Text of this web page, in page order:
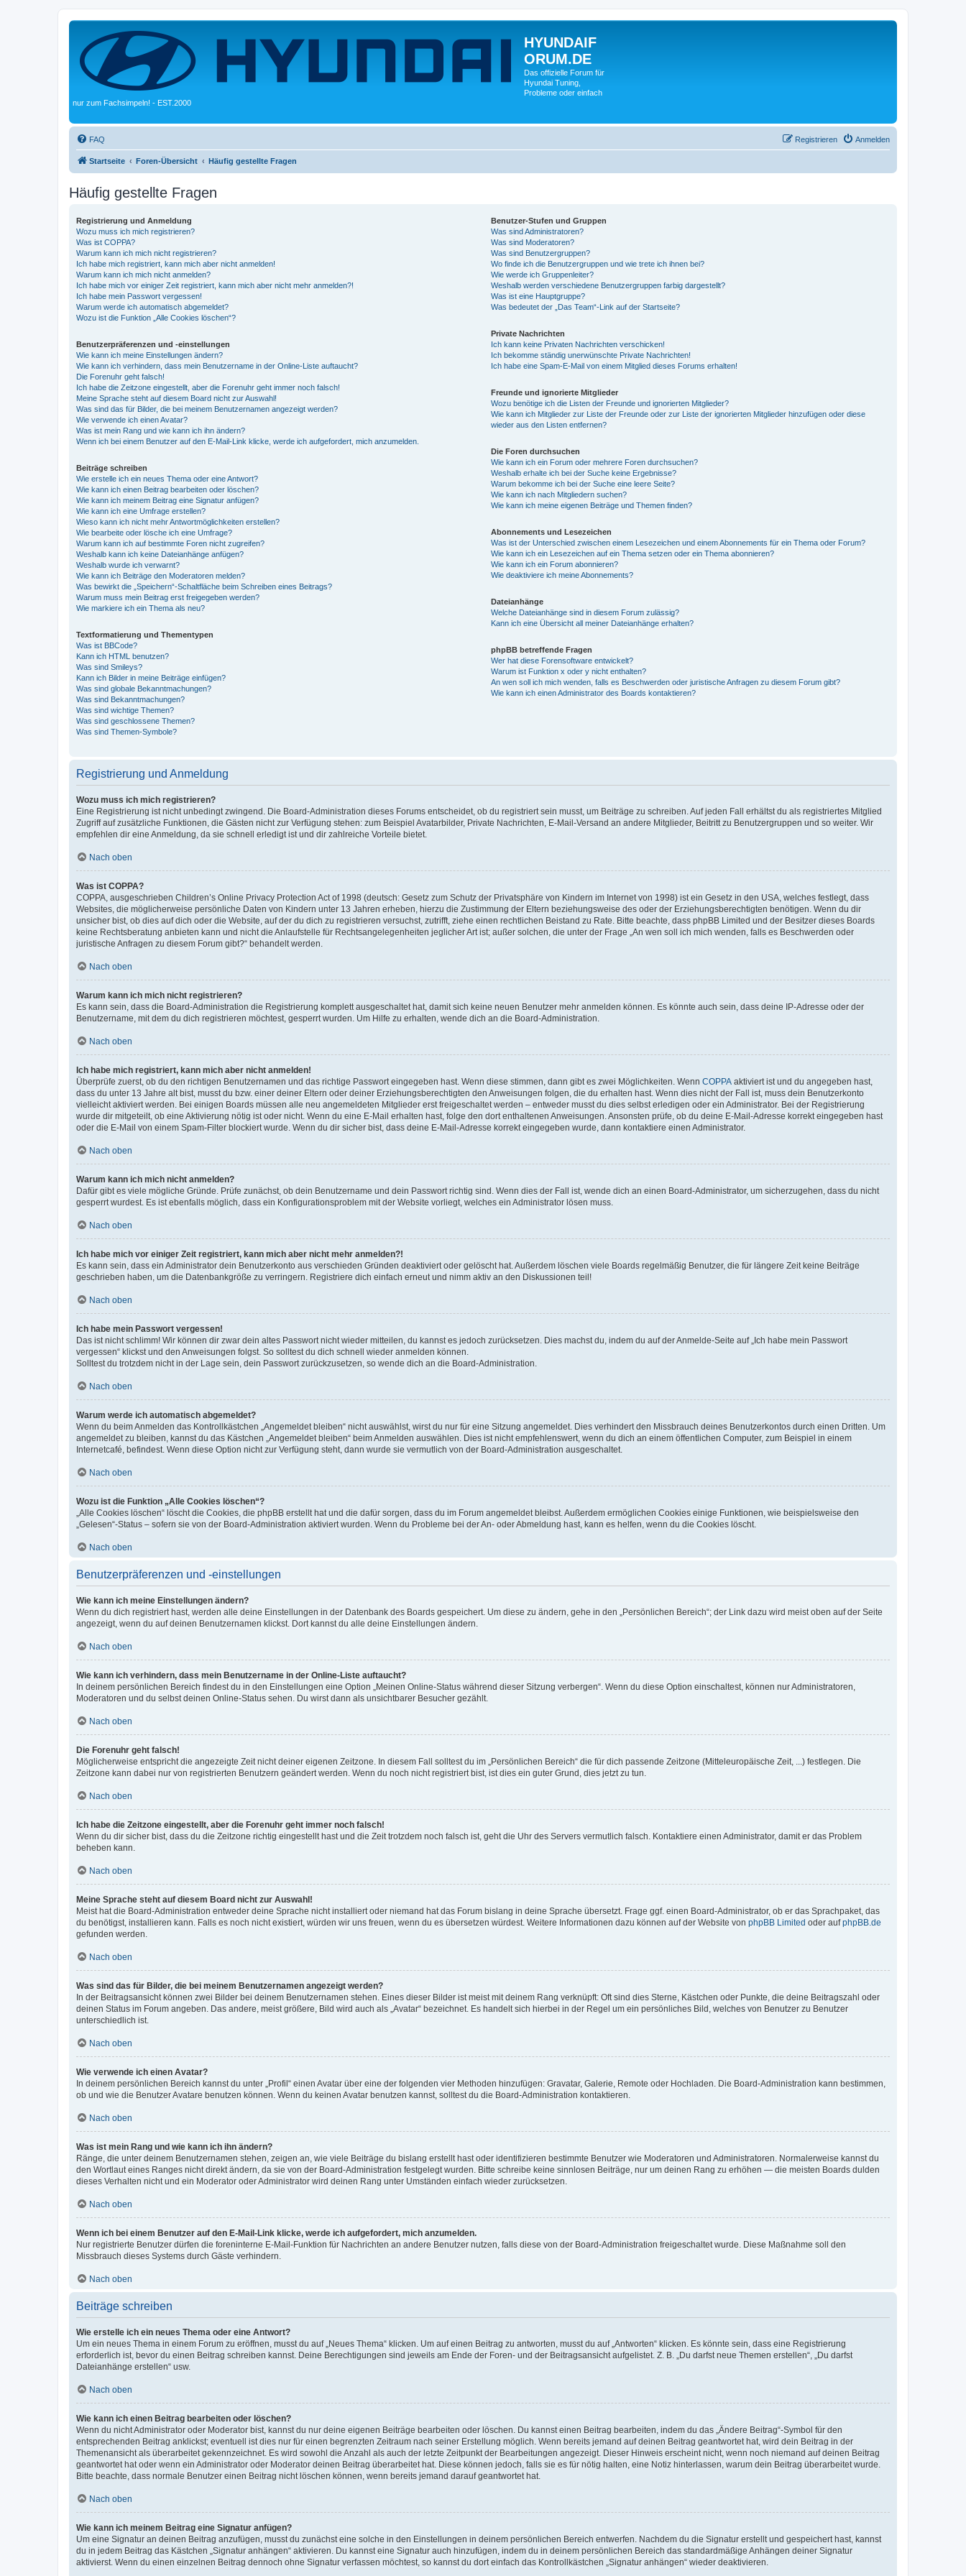
HYUNDAIF
ORUM.DE
Das offizielle Forum für
Hyundai Tuning,
Probleme oder einfach
nur zum Fachsimpeln! - EST.2000
FAQ Anmelden
Registrieren
Startseite Foren-Übersicht Häufig gestellte Fragen
Häufig gestellte Fragen
Registrierung und Anmeldung
Wozu muss ich mich registrieren?
Was ist COPPA?
Warum kann ich mich nicht registrieren?
Ich habe mich registriert, kann mich aber nicht anmelden!
Warum kann ich mich nicht anmelden?
Ich habe mich vor einiger Zeit registriert, kann mich aber nicht mehr anmelden?!
Ich habe mein Passwort vergessen!
Warum werde ich automatisch abgemeldet?
Wozu ist die Funktion „Alle Cookies löschen“?
Benutzerpräferenzen und -einstellungen
Wie kann ich meine Einstellungen ändern?
Wie kann ich verhindern, dass mein Benutzername in der Online-Liste auftaucht?
Die Forenuhr geht falsch!
Ich habe die Zeitzone eingestellt, aber die Forenuhr geht immer noch falsch!
Meine Sprache steht auf diesem Board nicht zur Auswahl!
Was sind das für Bilder, die bei meinem Benutzernamen angezeigt werden?
Wie verwende ich einen Avatar?
Was ist mein Rang und wie kann ich ihn ändern?
Wenn ich bei einem Benutzer auf den E-Mail-Link klicke, werde ich aufgefordert, mich anzumelden.
Beiträge schreiben
Wie erstelle ich ein neues Thema oder eine Antwort?
Wie kann ich einen Beitrag bearbeiten oder löschen?
Wie kann ich meinem Beitrag eine Signatur anfügen?
Wie kann ich eine Umfrage erstellen?
Wieso kann ich nicht mehr Antwortmöglichkeiten erstellen?
Wie bearbeite oder lösche ich eine Umfrage?
Warum kann ich auf bestimmte Foren nicht zugreifen?
Weshalb kann ich keine Dateianhänge anfügen?
Weshalb wurde ich verwarnt?
Wie kann ich Beiträge den Moderatoren melden?
Was bewirkt die „Speichern“-Schaltfläche beim Schreiben eines Beitrags?
Warum muss mein Beitrag erst freigegeben werden?
Wie markiere ich ein Thema als neu?
Textformatierung und Thementypen
Was ist BBCode?
Kann ich HTML benutzen?
Was sind Smileys?
Kann ich Bilder in meine Beiträge einfügen?
Was sind globale Bekanntmachungen?
Was sind Bekanntmachungen?
Was sind wichtige Themen?
Was sind geschlossene Themen?
Was sind Themen-Symbole?
Benutzer-Stufen und Gruppen
Was sind Administratoren?
Was sind Moderatoren?
Was sind Benutzergruppen?
Wo finde ich die Benutzergruppen und wie trete ich ihnen bei?
Wie werde ich Gruppenleiter?
Weshalb werden verschiedene Benutzergruppen farbig dargestellt?
Was ist eine Hauptgruppe?
Was bedeutet der „Das Team“-Link auf der Startseite?
Private Nachrichten
Ich kann keine Privaten Nachrichten verschicken!
Ich bekomme ständig unerwünschte Private Nachrichten!
Ich habe eine Spam-E-Mail von einem Mitglied dieses Forums erhalten!
Freunde und ignorierte Mitglieder
Wozu benötige ich die Listen der Freunde und ignorierten Mitglieder?
Wie kann ich Mitglieder zur Liste der Freunde oder zur Liste der ignorierten Mitglieder hinzufügen oder diese
wieder aus den Listen entfernen?
Die Foren durchsuchen
Wie kann ich ein Forum oder mehrere Foren durchsuchen?
Weshalb erhalte ich bei der Suche keine Ergebnisse?
Warum bekomme ich bei der Suche eine leere Seite?
Wie kann ich nach Mitgliedern suchen?
Wie kann ich meine eigenen Beiträge und Themen finden?
Abonnements und Lesezeichen
Was ist der Unterschied zwischen einem Lesezeichen und einem Abonnements für ein Thema oder Forum?
Wie kann ich ein Lesezeichen auf ein Thema setzen oder ein Thema abonnieren?
Wie kann ich ein Forum abonnieren?
Wie deaktiviere ich meine Abonnements?
Dateianhänge
Welche Dateianhänge sind in diesem Forum zulässig?
Kann ich eine Übersicht all meiner Dateianhänge erhalten?
phpBB betreffende Fragen
Wer hat diese Forensoftware entwickelt?
Warum ist Funktion x oder y nicht enthalten?
An wen soll ich mich wenden, falls es Beschwerden oder juristische Anfragen zu diesem Forum gibt?
Wie kann ich einen Administrator des Boards kontaktieren?
Registrierung und Anmeldung
Wozu muss ich mich registrieren?
Eine Registrierung ist nicht unbedingt zwingend. Die Board-Administration dieses Forums entscheidet, ob du registriert sein musst, um Beiträge zu schreiben. Auf jeden Fall erhältst du als registriertes Mitglied
Zugriff auf zusätzliche Funktionen, die Gästen nicht zur Verfügung stehen: zum Beispiel Avatarbilder, Private Nachrichten, E-Mail-Versand an andere Mitglieder, Beitritt zu Benutzergruppen und so weiter. Wir
empfehlen dir eine Anmeldung, da sie schnell erledigt ist und dir zahlreiche Vorteile bietet.
Nach oben
Was ist COPPA?
COPPA, ausgeschrieben Children’s Online Privacy Protection Act of 1998 (deutsch: Gesetz zum Schutz der Privatsphäre von Kindern im Internet von 1998) ist ein Gesetz in den USA, welches festlegt, dass
Websites, die möglicherweise persönliche Daten von Kindern unter 13 Jahren erheben, hierzu die Zustimmung der Eltern beziehungsweise des oder der Erziehungsberechtigten benötigen. Wenn du dir
unsicher bist, ob dies auf dich oder die Website, auf der du dich zu registrieren versuchst, zutrifft, ziehe einen rechtlichen Beistand zu Rate. Bitte beachte, dass phpBB Limited und der Besitzer dieses Boards
keine Rechtsberatung anbieten kann und nicht die Anlaufstelle für Rechtsangelegenheiten jeglicher Art ist; außer solchen, die unter der Frage „An wen soll ich mich wenden, falls es Beschwerden oder
juristische Anfragen zu diesem Forum gibt?“ behandelt werden.
Nach oben
Warum kann ich mich nicht registrieren?
Es kann sein, dass die Board-Administration die Registrierung komplett ausgeschaltet hat, damit sich keine neuen Benutzer mehr anmelden können. Es könnte auch sein, dass deine IP-Adresse oder der
Benutzername, mit dem du dich registrieren möchtest, gesperrt wurden. Um Hilfe zu erhalten, wende dich an die Board-Administration.
Nach oben
Ich habe mich registriert, kann mich aber nicht anmelden!
Überprüfe zuerst, ob du den richtigen Benutzernamen und das richtige Passwort eingegeben hast. Wenn diese stimmen, dann gibt es zwei Möglichkeiten. Wenn COPPA aktiviert ist und du angegeben hast,
dass du unter 13 Jahre alt bist, musst du bzw. einer deiner Eltern oder deiner Erziehungsberechtigten den Anweisungen folgen, die du erhalten hast. Wenn dies nicht der Fall ist, muss dein Benutzerkonto
vielleicht aktiviert werden. Bei einigen Boards müssen alle neu angemeldeten Mitglieder erst freigeschaltet werden – entweder musst du dies selbst erledigen oder ein Administrator. Bei der Registrierung
wurde dir mitgeteilt, ob eine Aktivierung nötig ist oder nicht. Wenn du eine E-Mail erhalten hast, folge den dort enthaltenen Anweisungen. Ansonsten prüfe, ob du deine E-Mail-Adresse korrekt eingegeben hast
oder die E-Mail von einem Spam-Filter blockiert wurde. Wenn du dir sicher bist, dass deine E-Mail-Adresse korrekt eingegeben wurde, dann kontaktiere einen Administrator.
Nach oben
Warum kann ich mich nicht anmelden?
Dafür gibt es viele mögliche Gründe. Prüfe zunächst, ob dein Benutzername und dein Passwort richtig sind. Wenn dies der Fall ist, wende dich an einen Board-Administrator, um sicherzugehen, dass du nicht
gesperrt wurdest. Es ist ebenfalls möglich, dass ein Konfigurationsproblem mit der Website vorliegt, welches ein Administrator lösen muss.
Nach oben
Ich habe mich vor einiger Zeit registriert, kann mich aber nicht mehr anmelden?!
Es kann sein, dass ein Administrator dein Benutzerkonto aus verschieden Gründen deaktiviert oder gelöscht hat. Außerdem löschen viele Boards regelmäßig Benutzer, die für längere Zeit keine Beiträge
geschrieben haben, um die Datenbankgröße zu verringern. Registriere dich einfach erneut und nimm aktiv an den Diskussionen teil!
Nach oben
Ich habe mein Passwort vergessen!
Das ist nicht schlimm! Wir können dir zwar dein altes Passwort nicht wieder mitteilen, du kannst es jedoch zurücksetzen. Dies machst du, indem du auf der Anmelde-Seite auf „Ich habe mein Passwort
vergessen“ klickst und den Anweisungen folgst. So solltest du dich schnell wieder anmelden können.
Solltest du trotzdem nicht in der Lage sein, dein Passwort zurückzusetzen, so wende dich an die Board-Administration.
Nach oben
Warum werde ich automatisch abgemeldet?
Wenn du beim Anmelden das Kontrollkästchen „Angemeldet bleiben“ nicht auswählst, wirst du nur für eine Sitzung angemeldet. Dies verhindert den Missbrauch deines Benutzerkontos durch einen Dritten. Um
angemeldet zu bleiben, kannst du das Kästchen „Angemeldet bleiben“ beim Anmelden auswählen. Dies ist nicht empfehlenswert, wenn du dich an einem öffentlichen Computer, zum Beispiel in einem
Internetcafé, befindest. Wenn diese Option nicht zur Verfügung steht, dann wurde sie vermutlich von der Board-Administration ausgeschaltet.
Nach oben
Wozu ist die Funktion „Alle Cookies löschen“?
„Alle Cookies löschen“ löscht die Cookies, die phpBB erstellt hat und die dafür sorgen, dass du im Forum angemeldet bleibst. Außerdem ermöglichen Cookies einige Funktionen, wie beispielsweise den
„Gelesen“-Status – sofern sie von der Board-Administration aktiviert wurden. Wenn du Probleme bei der An- oder Abmeldung hast, kann es helfen, wenn du die Cookies löscht.
Nach oben
Benutzerpräferenzen und -einstellungen
Wie kann ich meine Einstellungen ändern?
Wenn du dich registriert hast, werden alle deine Einstellungen in der Datenbank des Boards gespeichert. Um diese zu ändern, gehe in den „Persönlichen Bereich“; der Link dazu wird meist oben auf der Seite
angezeigt, wenn du auf deinen Benutzernamen klickst. Dort kannst du alle deine Einstellungen ändern.
Nach oben
Wie kann ich verhindern, dass mein Benutzername in der Online-Liste auftaucht?
In deinem persönlichen Bereich findest du in den Einstellungen eine Option „Meinen Online-Status während dieser Sitzung verbergen“. Wenn du diese Option einschaltest, können nur Administratoren,
Moderatoren und du selbst deinen Online-Status sehen. Du wirst dann als unsichtbarer Besucher gezählt.
Nach oben
Die Forenuhr geht falsch!
Möglicherweise entspricht die angezeigte Zeit nicht deiner eigenen Zeitzone. In diesem Fall solltest du im „Persönlichen Bereich“ die für dich passende Zeitzone (Mitteleuropäische Zeit, ...) festlegen. Die
Zeitzone kann dabei nur von registrierten Benutzern geändert werden. Wenn du noch nicht registriert bist, ist dies ein guter Grund, dies jetzt zu tun.
Nach oben
Ich habe die Zeitzone eingestellt, aber die Forenuhr geht immer noch falsch!
Wenn du dir sicher bist, dass du die Zeitzone richtig eingestellt hast und die Zeit trotzdem noch falsch ist, geht die Uhr des Servers vermutlich falsch. Kontaktiere einen Administrator, damit er das Problem
beheben kann.
Nach oben
Meine Sprache steht auf diesem Board nicht zur Auswahl!
Meist hat die Board-Administration entweder deine Sprache nicht installiert oder niemand hat das Forum bislang in deine Sprache übersetzt. Frage ggf. einen Board-Administrator, ob er das Sprachpaket, das
du benötigst, installieren kann. Falls es noch nicht existiert, würden wir uns freuen, wenn du es übersetzen würdest. Weitere Informationen dazu können auf der Website von phpBB Limited oder aufphpBB.de
gefunden werden.
Nach oben
Was sind das für Bilder, die bei meinem Benutzernamen angezeigt werden?
In der Beitragsansicht können zwei Bilder bei deinem Benutzernamen stehen. Eines dieser Bilder ist meist mit deinem Rang verknüpft: Oft sind dies Sterne, Kästchen oder Punkte, die deine Beitragszahl oder
deinen Status im Forum angeben. Das andere, meist größere, Bild wird auch als „Avatar“ bezeichnet. Es handelt sich hierbei in der Regel um ein persönliches Bild, welches von Benutzer zu Benutzer
unterschiedlich ist.
Nach oben
Wie verwende ich einen Avatar?
In deinem persönlichen Bereich kannst du unter „Profil“ einen Avatar über eine der folgenden vier Methoden hinzufügen: Gravatar, Galerie, Remote oder Hochladen. Die Board-Administration kann bestimmen,
ob und wie die Benutzer Avatare benutzen können. Wenn du keinen Avatar benutzen kannst, solltest du die Board-Administration kontaktieren.
Nach oben
Was ist mein Rang und wie kann ich ihn ändern?
Ränge, die unter deinem Benutzernamen stehen, zeigen an, wie viele Beiträge du bislang erstellt hast oder identifizieren bestimmte Benutzer wie Moderatoren und Administratoren. Normalerweise kannst du
den Wortlaut eines Ranges nicht direkt ändern, da sie von der Board-Administration festgelegt wurden. Bitte schreibe keine sinnlosen Beiträge, nur um deinen Rang zu erhöhen — die meisten Boards dulden
dieses Verhalten nicht und ein Moderator oder Administrator wird deinen Rang unter Umständen einfach wieder zurücksetzen.
Nach oben
Wenn ich bei einem Benutzer auf den E-Mail-Link klicke, werde ich aufgefordert, mich anzumelden.
Nur registrierte Benutzer dürfen die foreninterne E-Mail-Funktion für Nachrichten an andere Benutzer nutzen, falls diese von der Board-Administration freigeschaltet wurde. Diese Maßnahme soll den
Missbrauch dieses Systems durch Gäste verhindern.
Nach oben
Beiträge schreiben
Wie erstelle ich ein neues Thema oder eine Antwort?
Um ein neues Thema in einem Forum zu eröffnen, musst du auf „Neues Thema“ klicken. Um auf einen Beitrag zu antworten, musst du auf „Antworten“ klicken. Es könnte sein, dass eine Registrierung
erforderlich ist, bevor du einen Beitrag schreiben kannst. Deine Berechtigungen sind jeweils am Ende der Foren- und der Beitragsansicht aufgelistet. Z. B. „Du darfst neue Themen erstellen“, „Du darfst
Dateianhänge erstellen“ usw.
Nach oben
Wie kann ich einen Beitrag bearbeiten oder löschen?
Wenn du nicht Administrator oder Moderator bist, kannst du nur deine eigenen Beiträge bearbeiten oder löschen. Du kannst einen Beitrag bearbeiten, indem du das „Ändere Beitrag“-Symbol für den
entsprechenden Beitrag anklickst; eventuell ist dies nur für einen begrenzten Zeitraum nach seiner Erstellung möglich. Wenn bereits jemand auf deinen Beitrag geantwortet hat, wird dein Beitrag in der
Themenansicht als überarbeitet gekennzeichnet. Es wird sowohl die Anzahl als auch der letzte Zeitpunkt der Bearbeitungen angezeigt. Dieser Hinweis erscheint nicht, wenn noch niemand auf deinen Beitrag
geantwortet hat oder wenn ein Administrator oder Moderator deinen Beitrag überarbeitet hat. Diese können jedoch, falls sie es für nötig halten, eine Notiz hinterlassen, warum dein Beitrag überarbeitet wurde.
Bitte beachte, dass normale Benutzer einen Beitrag nicht löschen können, wenn bereits jemand darauf geantwortet hat.
Nach oben
Wie kann ich meinem Beitrag eine Signatur anfügen?
Um eine Signatur an deinen Beitrag anzufügen, musst du zunächst eine solche in den Einstellungen in deinem persönlichen Bereich entwerfen. Nachdem du die Signatur erstellt und gespeichert hast, kannst
du in jedem Beitrag das Kästchen „Signatur anhängen“ aktivieren. Du kannst eine Signatur auch hinzufügen, indem du in deinem persönlichen Bereich das standardmäßige Anhängen deiner Signatur
aktivierst. Wenn du einen einzelnen Beitrag dennoch ohne Signatur verfassen möchtest, so kannst du dort einfach das Kontrollkästchen „Signatur anhängen“ wieder deaktivieren.